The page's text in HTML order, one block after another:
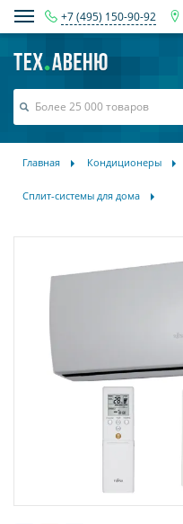
+7 (495) 150-90-92
Главная Кондиционеры
Сплит-системы для дома